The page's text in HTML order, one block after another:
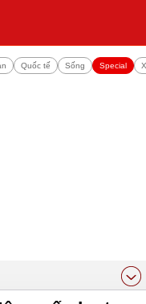
Quốc tế Sống Special